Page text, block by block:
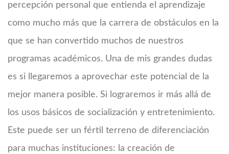
percepción personal que entienda el aprendizaje
como mucho más que la carrera de obstáculos en la
que se han convertido muchos de nuestros
programas académicos. Una de mis grandes dudas
es si llegaremos a aprovechar este potencial de la
mejor manera posible. Si lograremos ir más allá de
los usos básicos de socialización y entretenimiento.
Este puede ser un fértil terreno de diferenciación
para muchas instituciones: la creación de